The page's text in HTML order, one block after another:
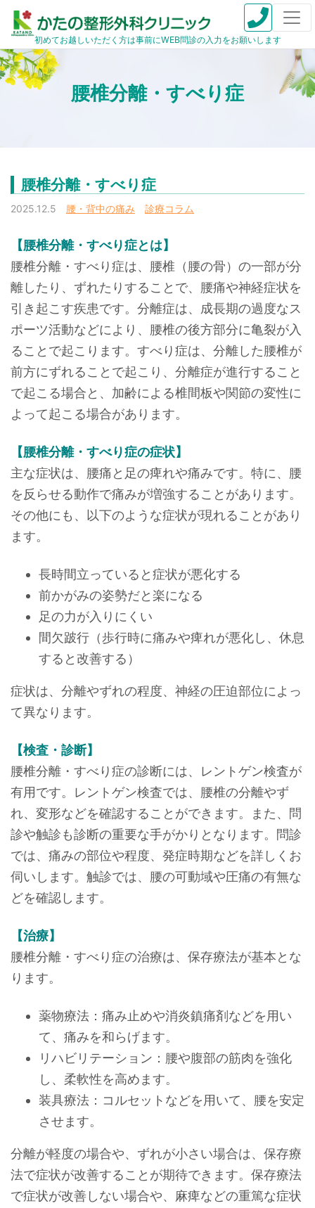
初めてお越しいただく方は事前にWEB問診の入力をお願いします
腰椎分離・すべり症
腰椎分離・すべり症
2025.12.5 腰・背中の痛み 診療コラム
【腰椎分離・すべり症とは】
腰椎分離・すべり症は、腰椎（腰の骨）の一部が分
離したり、ずれたりすることで、腰痛や神経症状を
引き起こす疾患です。分離症は、成長期の過度なス
ポーツ活動などにより、腰椎の後方部分に亀裂が入
ることで起こります。すべり症は、分離した腰椎が
前方にずれることで起こり、分離症が進行すること
で起こる場合と、加齢による椎間板や関節の変性に
よって起こる場合があります。
【腰椎分離・すべり症の症状】
主な症状は、腰痛と足の痺れや痛みです。特に、腰
を反らせる動作で痛みが増強することがあります。
その他にも、以下のような症状が現れることがあり
ます。
長時間立っていると症状が悪化する
前かがみの姿勢だと楽になる
足の力が入りにくい
間欠跛行（歩行時に痛みや痺れが悪化し、休息
すると改善する）
症状は、分離やずれの程度、神経の圧迫部位によっ
て異なります。
【検査・診断】
腰椎分離・すべり症の診断には、レントゲン検査が
有用です。レントゲン検査では、腰椎の分離やず
れ、変形などを確認することができます。また、問
診や触診も診断の重要な手がかりとなります。問診
では、痛みの部位や程度、発症時期などを詳しくお
伺いします。触診では、腰の可動域や圧痛の有無な
どを確認します。
【治療】
腰椎分離・すべり症の治療は、保存療法が基本とな
ります。
薬物療法：痛み止めや消炎鎮痛剤などを用い
て、痛みを和らげます。
リハビリテーション：腰や腹部の筋肉を強化
し、柔軟性を高めます。
装具療法：コルセットなどを用いて、腰を安定
させます。
分離が軽度の場合や、ずれが小さい場合は、保存療
法で症状が改善することが期待できます。保存療法
で症状が改善しない場合や、麻痺などの重篤な症状